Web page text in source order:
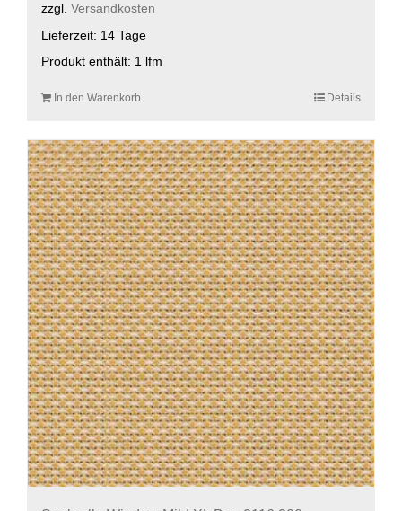
zzgl. Versandkosten
Lieferzeit: 14 Tage
Produkt enthält: 1 lfm
In den Warenkorb Details